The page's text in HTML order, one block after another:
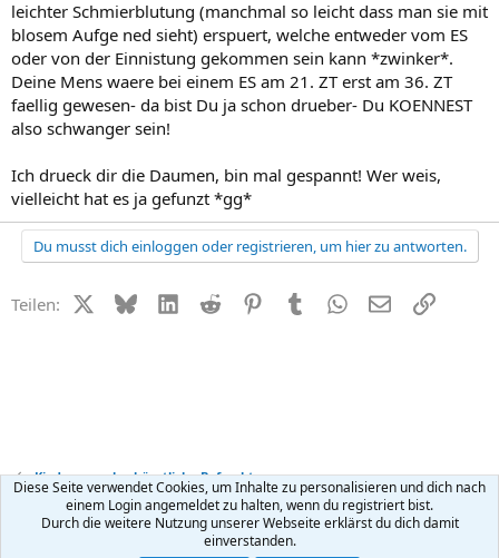
leichter Schmierblutung (manchmal so leicht dass man sie mit
blosem Aufge ned sieht) erspuert, welche entweder vom ES
oder von der Einnistung gekommen sein kann *zwinker*.
Deine Mens waere bei einem ES am 21. ZT erst am 36. ZT
faellig gewesen- da bist Du ja schon drueber- Du KOENNEST
also schwanger sein!
Ich drueck dir die Daumen, bin mal gespannt! Wer weis,
vielleicht hat es ja gefunzt *gg*
Du musst dich einloggen oder registrieren, um hier zu antworten.
Teilen: X (Twitter)
BlueskyLinkedIn
Reddit PinterestTumblr WhatsApp
E-MailLink
Kinderwunsch + künstliche Befruchtung
Kontakt Nutzungsbedingungen Datenschutz Hilfe
R
Diese Seite verwendet Cookies, um Inhalte zu personalisieren und dich nach
einem Login angemeldet zu halten, wenn du registriert bist.
Durch die weitere Nutzung unserer Webseite erklärst du dich damit
einverstanden.